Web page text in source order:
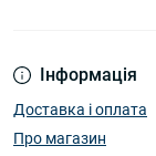
Інформація
Доставка і оплата
Про магазин